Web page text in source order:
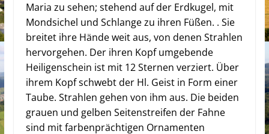
Maria zu sehen; stehend auf der Erdkugel, mit
Mondsichel und Schlange zu ihren Füßen. . Sie
breitet ihre Hände weit aus, von denen Strahlen
hervorgehen. Der ihren Kopf umgebende
Heiligenschein ist mit 12 Sternen verziert. Über
ihrem Kopf schwebt der Hl. Geist in Form einer
Taube. Strahlen gehen von ihm aus. Die beiden
grauen und gelben Seitenstreifen der Fahne
sind mit farbenprächtigen Ornamenten